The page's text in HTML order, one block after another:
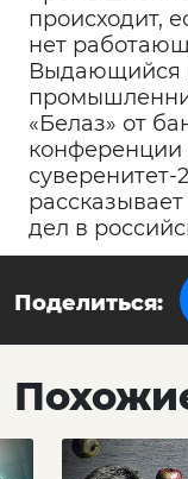
происходит,
нет
Выдающийся
«Белаз» от
конференции
суверенитет-
дел в
Поделиться: